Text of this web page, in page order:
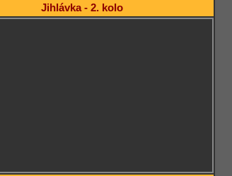
Jihlávka - 2. kolo